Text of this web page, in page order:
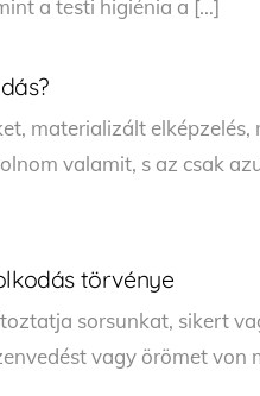
a testi higiénia a […]
materializált
valamit, s az csak
törvénye
sorsunkat, sikert
vagy örömet von